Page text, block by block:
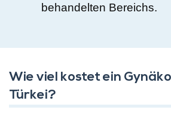
behandelten Bereichs.
Wie viel kostet ein
Türkei?